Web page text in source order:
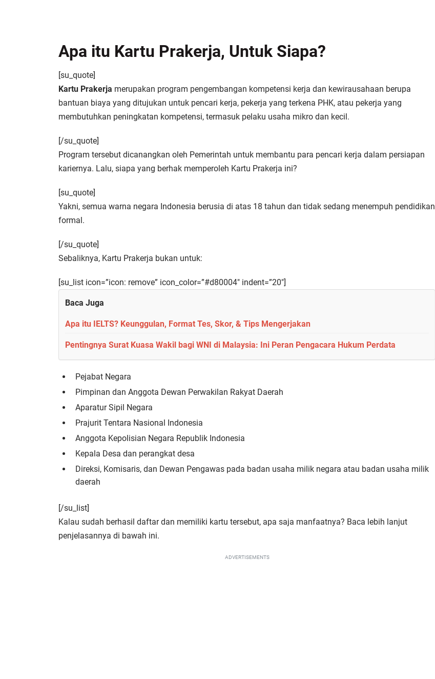
Apa itu Kartu Prakerja, Untuk Siapa?
[su_quote]
Kartu Prakerja merupakan program pengembangan kompetensi kerja dan kewirausahaan berupa
bantuan biaya yang ditujukan untuk pencari kerja, pekerja yang terkena PHK, atau pekerja yang
membutuhkan peningkatan kompetensi, termasuk pelaku usaha mikro dan kecil.
[/su_quote]
Program tersebut dicanangkan oleh Pemerintah untuk membantu para pencari kerja dalam persiapan
kariernya. Lalu, siapa yang berhak memperoleh Kartu Prakerja ini?
[su_quote]
Yakni, semua warna negara Indonesia berusia di atas 18 tahun dan tidak sedang menempuh pendidikan
formal.
[/su_quote]
Sebaliknya, Kartu Prakerja bukan untuk:
[su_list icon=”icon: remove” icon_color=”#d80004″ indent=”20″]
Baca Juga
Apa itu IELTS? Keunggulan, Format Tes, Skor, & Tips Mengerjakan
Pentingnya Surat Kuasa Wakil bagi WNI di Malaysia: Ini Peran Pengacara Hukum Perdata
Pejabat Negara
Pimpinan dan Anggota Dewan Perwakilan Rakyat Daerah
Aparatur Sipil Negara
Prajurit Tentara Nasional Indonesia
Anggota Kepolisian Negara Republik Indonesia
Kepala Desa dan perangkat desa
Direksi, Komisaris, dan Dewan Pengawas pada badan usaha milik negara atau badan usaha milik
daerah
[/su_list]
Kalau sudah berhasil daftar dan memiliki kartu tersebut, apa saja manfaatnya? Baca lebih lanjut
penjelasannya di bawah ini.
ADVERTISEMENTS